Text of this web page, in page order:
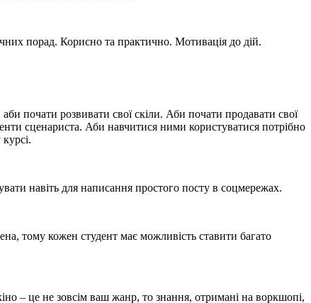
порад. Корисно та практично. Мотивація до дій.
почати розвивати свої скіли. Аби почати продавати свої
сценариста. Аби навчитися ними користуватися потрібно
навіть для написання простого посту в соцмережах.
тому кожен студент має можливість ставити багато
– це не зовсім ваш жанр, то знання, отримані на воркшопі,